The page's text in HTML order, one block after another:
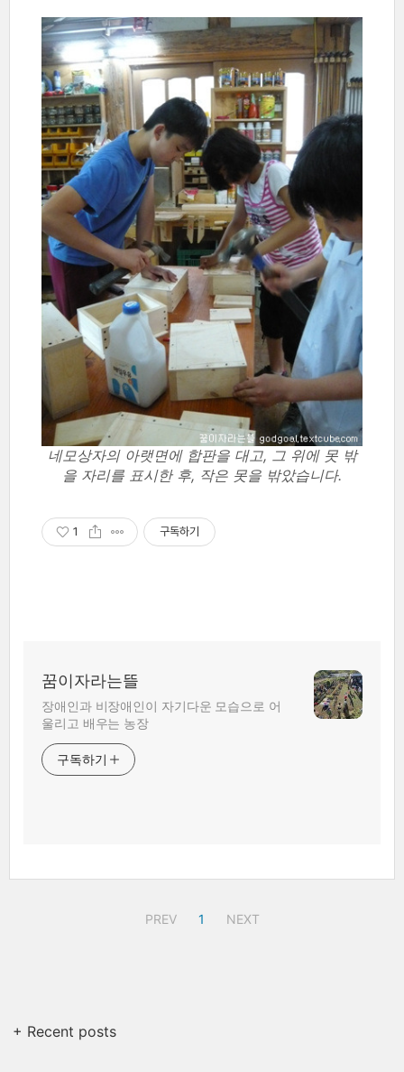
네모상자의 아랫면에 합판을 대고, 그 위에 못 밖
을 자리를 표시한 후, 작은 못을 밖았습니다.
1 구독하기
꿈이자라는뜰
장애인과 비장애인이 자기다운 모습으로 어
울리고 배우는 농장
구독하기
PREV 1 NEXT
+ Recent posts